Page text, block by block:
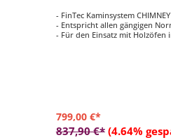
- FinTec Kaminsystem
- Entspricht allen gängigen
- Für den Einsatz mit Holzöfen
799,00 €*
837,90 €* (4.64%